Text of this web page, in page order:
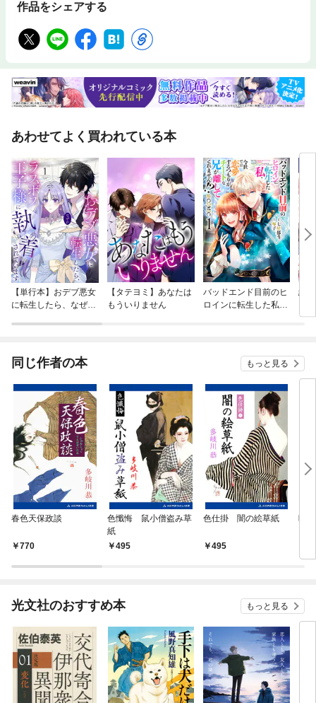
作品をシェアする
あわせてよく買われている本
【単行本】おデブ悪女
に転生したら、なぜか
【タテヨミ】あなたは
もういりません
バッドエンド目前のヒ
ロインに転生した私、
結
同じ作者の本 もっと見る
春色天保政談
770
色懺悔 鼠小僧盗み草
紙
495
色仕掛 闇の絵草紙
495
晴
光文社のおすすめ本 もっと見る